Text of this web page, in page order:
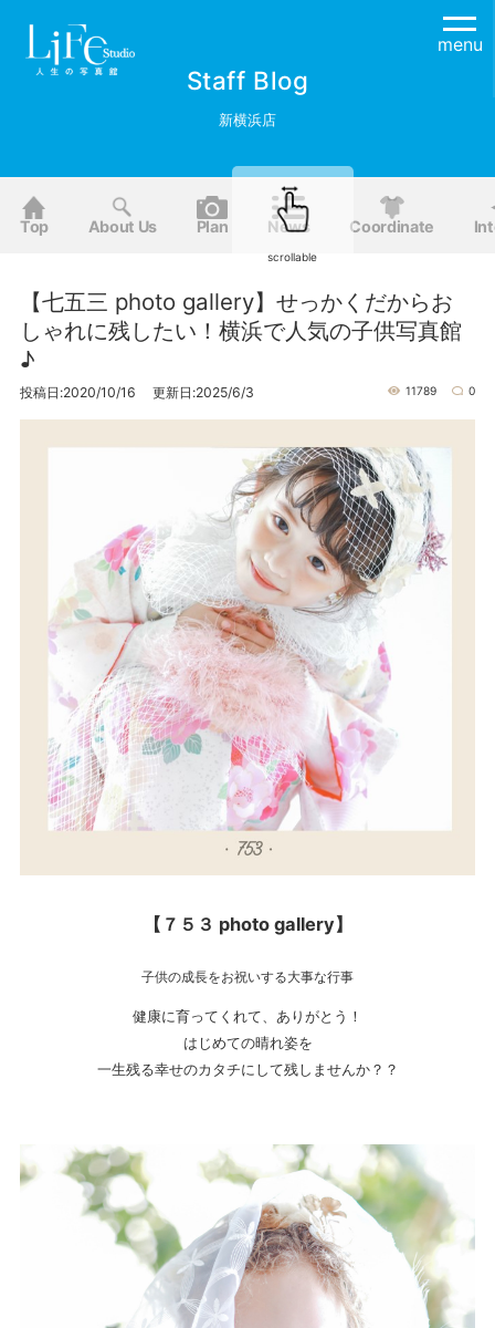
menu
Staff Blog
新横浜店
Top About Us Plan News Coordinate
scrollable
【七五三 photo gallery】せっかくだからお
しゃれに残したい！横浜で人気の子供写真館
♪
投稿日:2020/10/16 更新日:2025/6/3 11789 0
【７５３ photo gallery】
子供の成長をお祝いする大事な行事
健康に育ってくれて、ありがとう！
はじめての晴れ姿を
一生残る幸せのカタチにして残しませんか？？